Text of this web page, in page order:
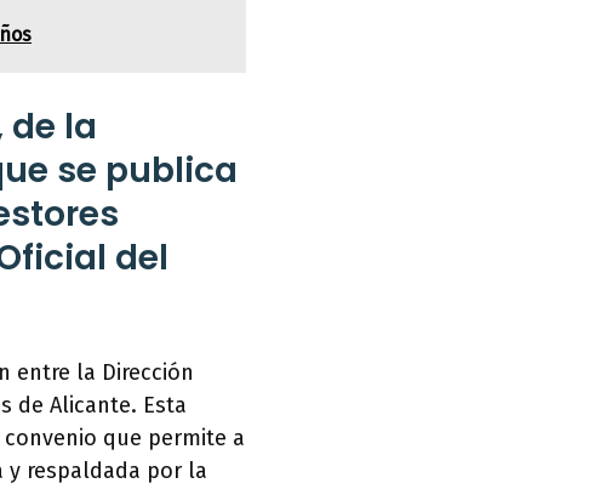
de la
se publica
del
entre la Dirección
de Alicante. Esta
que permite a
y respaldada por la